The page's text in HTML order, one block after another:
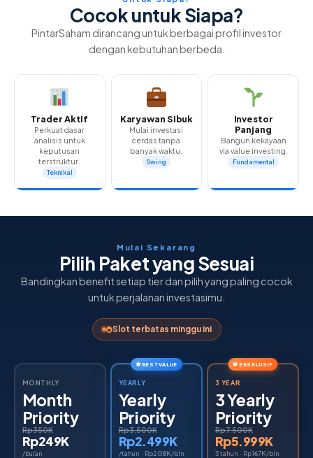
Cocok untuk Siapa?
PintarSaham dirancang untuk berbagai profil investor
dengan kebutuhan berbeda.
Trader Aktif
Perkuat dasar
analisis untuk
keputusan
terstruktur.
Teknikal
Karyawan Sibuk
Mulai investasi
cerdas tanpa
banyak waktu.
Swing
Investor
Panjang
Bangun kekayaan
via value investing.
Fundamental
Mulai Sekarang
Pilih Paket yang Sesuai
Bandingkan benefit setiap tier dan pilih yang paling cocok
untuk perjalanan investasimu.
Slot terbatas minggu ini
MONTHLY
Month
Priority
Rp350K
Rp249K
/bulan
BEST VALUE
YEARLY
Yearly
Priority
Rp3.500K
Rp2.499K
/tahun · Rp208K/bln
EKSKLUSIF
3 YEAR
3 Yearly
Priority
Rp7.500K
Rp5.999K
3 tahun · Rp167K/bln